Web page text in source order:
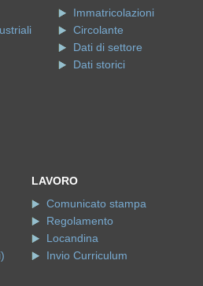
Immatricolazioni
Circolante
Dati di settore
Dati storici
LAVORO
Comunicato stampa
Regolamento
Locandina
Invio Curriculum